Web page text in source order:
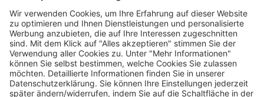
FOLGEN SIE UNS